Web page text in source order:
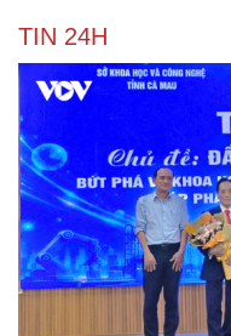
Cải chính
TIN 24H